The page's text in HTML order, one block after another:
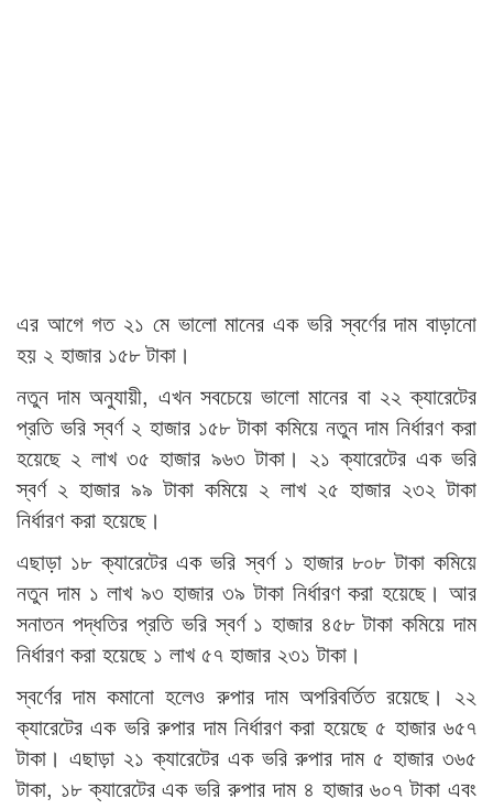
এর আগে গত ২১ মে ভালো মানের এক ভরি স্বর্ণের দাম বাড়ানো
হয় ২ হাজার ১৫৮ টাকা।
নতুন দাম অনুযায়ী, এখন সবচেয়ে ভালো মানের বা ২২ ক্যারেটের
প্রতি ভরি স্বর্ণ ২ হাজার ১৫৮ টাকা কমিয়ে নতুন দাম নির্ধারণ করা
হয়েছে ২ লাখ ৩৫ হাজার ৯৬৩ টাকা। ২১ ক্যারেটের এক ভরি
স্বর্ণ ২ হাজার ৯৯ টাকা কমিয়ে ২ লাখ ২৫ হাজার ২৩২ টাকা
নির্ধারণ করা হয়েছে।
এছাড়া ১৮ ক্যারেটের এক ভরি স্বর্ণ ১ হাজার ৮০৮ টাকা কমিয়ে
নতুন দাম ১ লাখ ৯৩ হাজার ৩৯ টাকা নির্ধারণ করা হয়েছে। আর
সনাতন পদ্ধতির প্রতি ভরি স্বর্ণ ১ হাজার ৪৫৮ টাকা কমিয়ে দাম
নির্ধারণ করা হয়েছে ১ লাখ ৫৭ হাজার ২৩১ টাকা।
স্বর্ণের দাম কমানো হলেও রুপার দাম অপরিবর্তিত রয়েছে। ২২
ক্যারেটের এক ভরি রুপার দাম নির্ধারণ করা হয়েছে ৫ হাজার ৬৫৭
টাকা। এছাড়া ২১ ক্যারেটের এক ভরি রুপার দাম ৫ হাজার ৩৬৫
টাকা, ১৮ ক্যারেটের এক ভরি রুপার দাম ৪ হাজার ৬০৭ টাকা এবং